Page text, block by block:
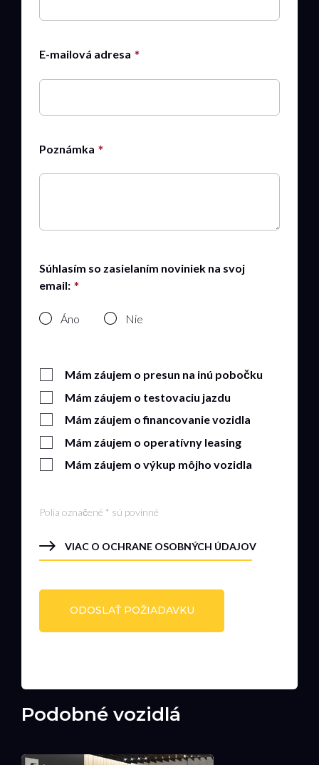
E-mailová adresa
Poznámka
Súhlasím so zasielaním noviniek na svoj
email:
Áno Nie
Mám záujem o presun na inú pobočku
Mám záujem o testovaciu jazdu
Mám záujem o financovanie vozidla
Mám záujem o operatívny leasing
Mám záujem o výkup môjho vozidla
Polia označené * sú povinné
VIAC O OCHRANE OSOBNÝCH ÚDAJOV
Podobné vozidlá